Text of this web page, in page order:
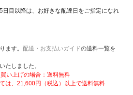
目以降は、お好きな配達日をご指定になれ
ます。 配送・お支払いガイドの送料一覧を
たしました。
い上げの場合：送料無料
は、21,600円（税込）以上で送料無料